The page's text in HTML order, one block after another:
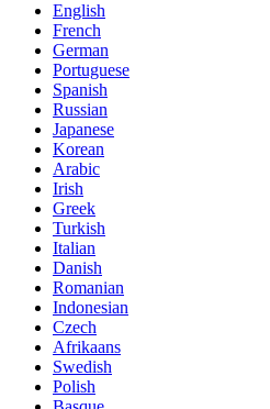
English
French
German
Portuguese
Spanish
Russian
Japanese
Korean
Arabic
Irish
Greek
Turkish
Italian
Danish
Romanian
Indonesian
Czech
Afrikaans
Swedish
Polish